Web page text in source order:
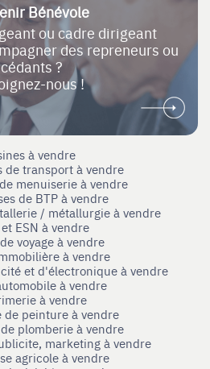
Bénévole
ou cadre dirigeant
des repreneurs ou
cédants ?
nous !
à vendre
de transport à vendre
menuiserie à vendre
de BTP à vendre
/ métallurgie à vendre
ESN à vendre
voyage à vendre
à vendre
et d'électronique à vendre
à vendre
à vendre
de peinture à vendre
plomberie à vendre
marketing à vendre
agricole à vendre